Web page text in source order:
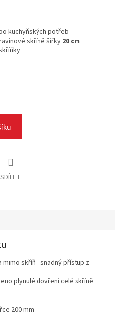
kuchyňských potřeb
skříně šířky 20 cm
SDÍLET
skříň - snadný přístup z
plynulé dovření celé skříně
200 mm